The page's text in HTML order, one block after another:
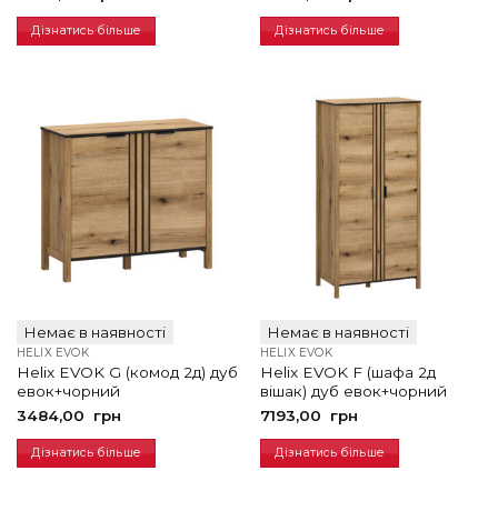
Дізнатись більше Дізнатись більше
Немає в наявності
HELIX EVOK
Helix EVOK G (комод 2д) дуб
евок+чорний
3484,00
грн
Дізнатись більше
Немає в наявності
HELIX EVOK
Helix EVOK F (шафа 2д
вішак) дуб евок+чорний
7193,00
грн
Дізнатись більше